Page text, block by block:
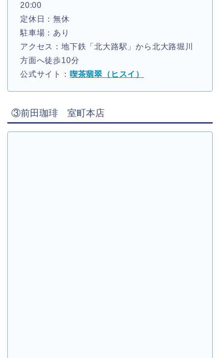
20:00
定休日：無休
駐車場：あり
アクセス：地下鉄「北大路駅」から北大路堀川
方面へ徒歩10分
公式サイト： 喫茶翡翠（ヒスイ）
③前田珈琲 室町本店